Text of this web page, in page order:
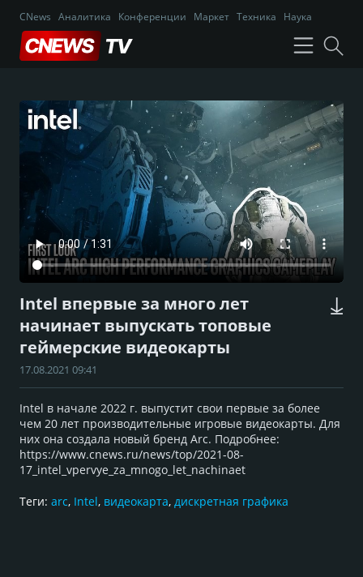
CNews Аналитика Конференции Маркет Техника Наука
Intel впервые за много лет
начинает выпускать топовые
геймерские видеокарты
17.08.2021 09:41
Intel в начале 2022 г. выпустит свои первые за более
чем 20 лет производительные игровые видеокарты. Для
них она создала новый бренд Arc. Подробнее:
https://www.cnews.ru/news/top/2021-08-
17_intel_vpervye_za_mnogo_let_nachinaet
Теги: arc, Intel, видеокарта, дискретная графика